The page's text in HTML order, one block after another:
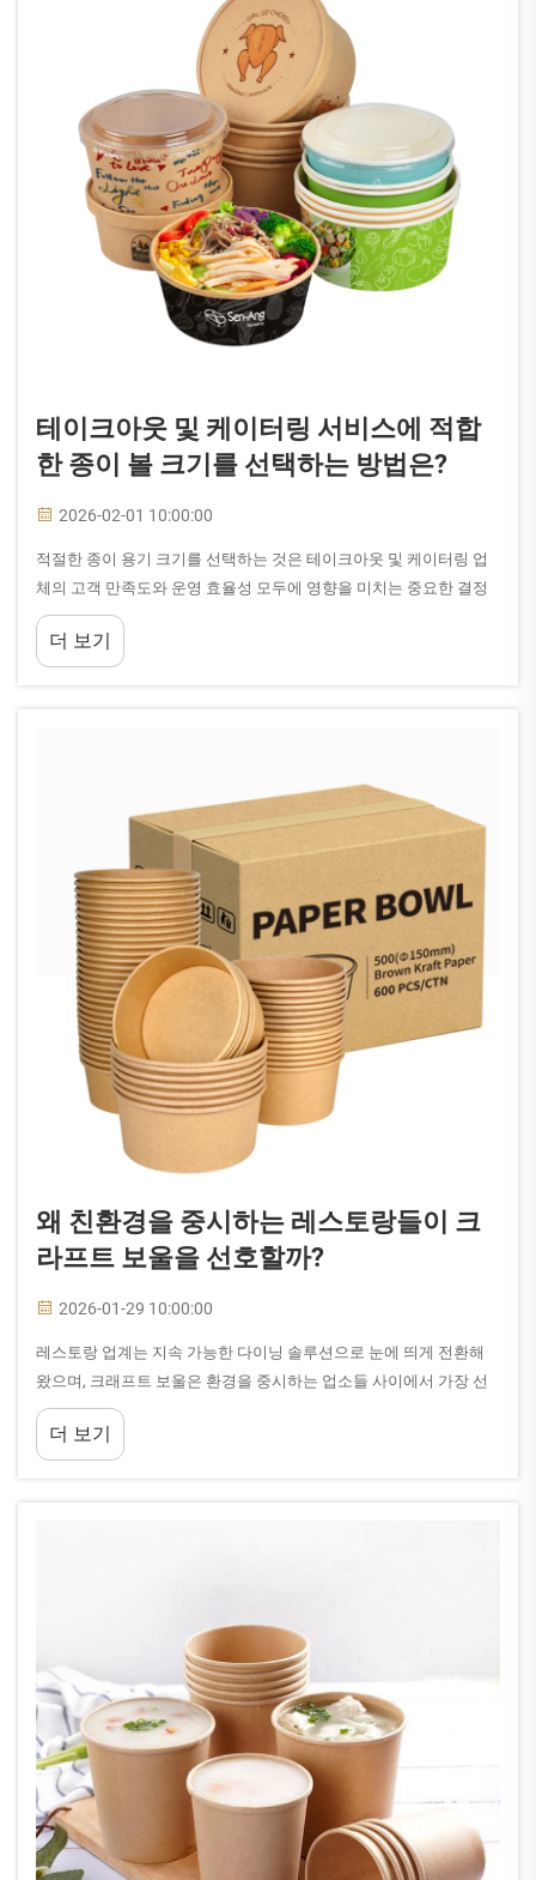
테이크아웃 및 케이터링 서비스에 적합
한 종이 볼 크기를 선택하는 방법은?
2026-02-01 10:00:00
적절한 종이 용기 크기를 선택하는 것은 테이크아웃 및 케이터링 업
체의 고객 만족도와 운영 효율성 모두에 영향을 미치는 중요한 결정
입니다. 올바른 종이 용기 크기는 음식의 시각적 매력을 극대화하고,
낭비를 방지하며, 위생과 운반의 용이성을 보장합니다.
더 보기
왜 친환경을 중시하는 레스토랑들이 크
라프트 보울을 선호할까?
2026-01-29 10:00:00
레스토랑 업계는 지속 가능한 다이닝 솔루션으로 눈에 띄게 전환해
왔으며, 크래프트 보울은 환경을 중시하는 업소들 사이에서 가장 선
호되는 선택지로 자리 잡았다. 이러한 다목적 용기는 단순한 음식 제
공 그 이상의 의미를 지닌다...
더 보기